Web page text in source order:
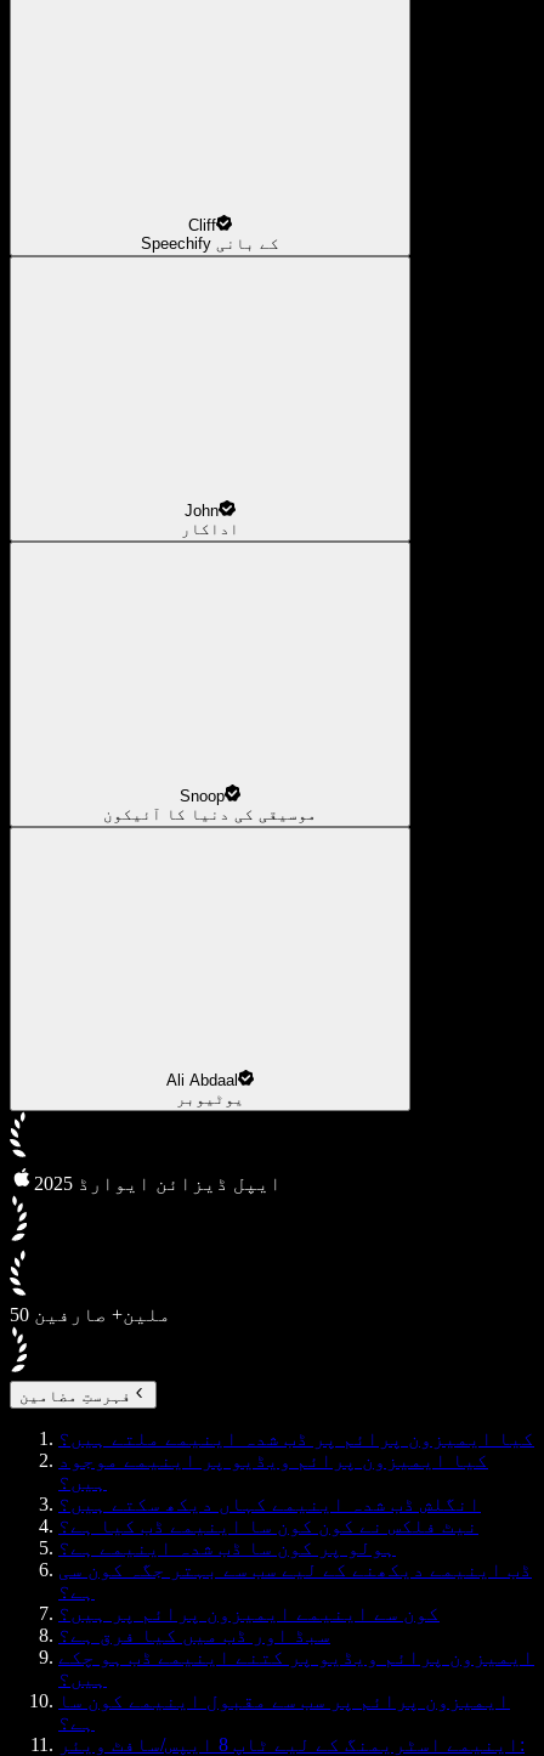
Cliff
Speechify کے بانی
John
اداکار
Snoop
موسیقی کی دنیا کا آئیکون
Ali Abdaal
یوٹیوبر
2025 ایپل ڈیزائن ایوارڈ
50 ملین+ صارفین
فہرستِ مضامین
کیا ایمیزون پرائم پر ڈب شدہ اینیمے ملتے ہیں؟
کیا ایمیزون پرائم ویڈیو پر اینیمے موجود
ہیں؟
انگلش ڈب شدہ اینیمے کہاں دیکھ سکتے ہیں؟
نیٹ فلکس نے کون کون سا اینیمے ڈب کیا ہے؟
ہولو پر کون سا ڈب شدہ اینیمے ہے؟
ڈب اینیمے دیکھنے کے لیے سب سے بہتر جگہ کون سی
ہے؟
کون سے اینیمے ایمیزون پرائم پر ہیں؟
سبڈ اور ڈب میں کیا فرق ہے؟
ایمیزون پرائم ویڈیو پر کتنے اینیمے ڈب ہو چکے
ہیں؟
ایمیزون پرائم پر سب سے مقبول اینیمے کون سا
ہے؟
اینیمے اسٹریمنگ کے لیے ٹاپ 8 ایپس/سافٹ ویئر: